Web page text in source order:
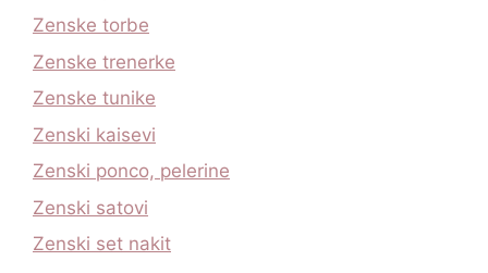
Zenske torbe
Zenske trenerke
Zenske tunike
Zenski kaisevi
Zenski ponco, pelerine
Zenski satovi
Zenski set nakit